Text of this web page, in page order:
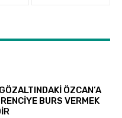
ÖZCAN’A
BURS VERMEK